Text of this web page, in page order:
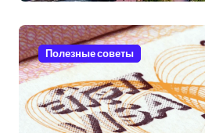
Полезные советы